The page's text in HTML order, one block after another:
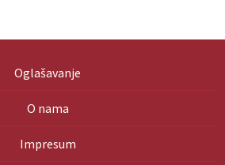
Oglašavanje
O nama
Impresum